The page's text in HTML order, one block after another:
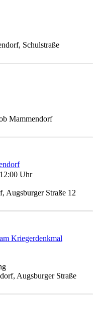
Schulstraße
Mammendorf
Uhr
Augsburger Straße 12
Kriegerdenkmal
Augsburger Straße